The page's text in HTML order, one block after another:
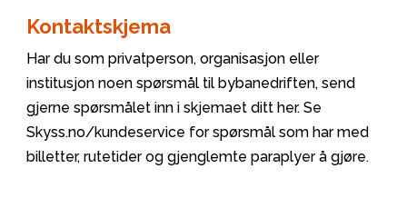
Kontaktskjema
Har du som privatperson, organisasjon eller
institusjon noen spørsmål til bybanedriften, send
gjerne spørsmålet inn i skjemaet ditt her. Se
Skyss.no/kundeservice for spørsmål som har med
billetter, rutetider og gjenglemte paraplyer å gjøre.